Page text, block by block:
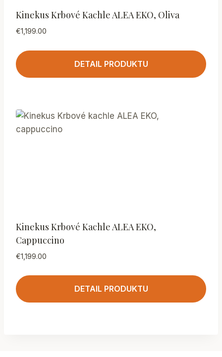
Kinekus Krbové Kachle ALEA EKO, Oliva
€1,199.00
DETAIL PRODUKTU
Kinekus Krbové Kachle ALEA EKO,
Cappuccino
€1,199.00
DETAIL PRODUKTU